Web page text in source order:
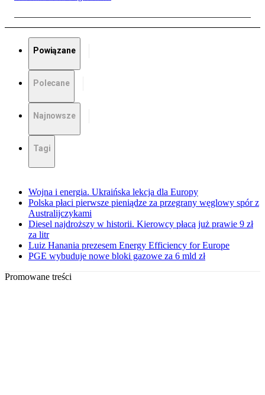
Powiązane
Polecane
Najnowsze
Tagi
Wojna i energia. Ukraińska lekcja dla Europy
Polska płaci pierwsze pieniądze za przegrany węglowy spór z
Australijczykami
Diesel najdroższy w historii. Kierowcy płacą już prawie 9 zł
za litr
Luiz Hanania prezesem Energy Efficiency for Europe
PGE wybuduje nowe bloki gazowe za 6 mld zł
Promowane treści